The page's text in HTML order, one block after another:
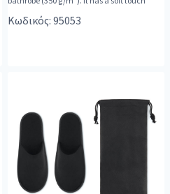
Κωδικός: 95053